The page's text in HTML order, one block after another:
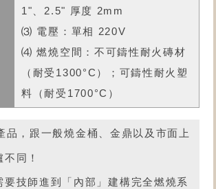
1"、2.5" 厚度 2mm
⑶ 電壓：單相 220V
⑷ 燃燒空間：不可鑄性耐火磚材
（耐受1300°C）；可鑄性耐火塑
料（耐受1700°C）
品，跟一般燒金桶、金鼎以及市面上
同！
要技師進到「內部」建構完全燃燒系